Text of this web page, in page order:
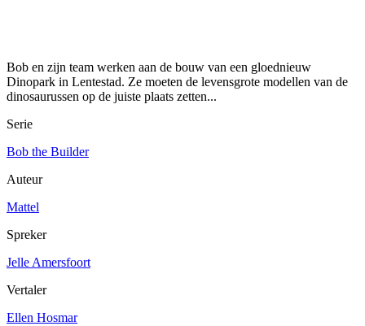
Bob en zijn team werken aan de bouw van een gloednieuw
Dinopark in Lentestad. Ze moeten de levensgrote modellen van de
dinosaurussen op de juiste plaats zetten...
Serie
Bob the Builder
Auteur
Mattel
Spreker
Jelle Amersfoort
Vertaler
Ellen Hosmar